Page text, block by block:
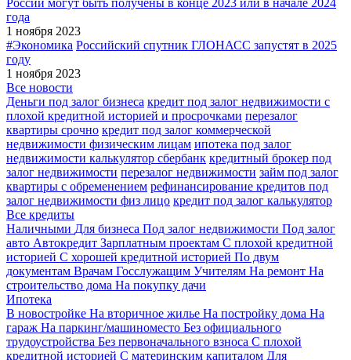
года
1 ноября 2023
#Экономика Российский спутник ГЛОНАСС запустят в 2025
году
1 ноября 2023
Все новости
Деньги под залог бизнеса кредит под залог недвижимости с
плохой кредитной историей и просрочками перезалог
квартиры срочно кредит под залог коммерческой
недвижимости физическим лицам ипотека под залог
недвижимости калькулятор сбербанк кредитный брокер под
залог недвижимости перезалог недвижимости займ под залог
квартиры с обременением рефинансирование кредитов под
залог недвижимости физ лицо кредит под залог калькулятор
Все кредиты
Наличными Для бизнеса Под залог недвижимости Под залог
авто Автокредит Зарплатным проектам С плохой кредитной
историей С хорошей кредитной историей По двум
документам Врачам Госслужащим Учителям На ремонт На
строительство дома На покупку дачи
Ипотека
В новостройке На вторичное жилье На постройку дома На
гараж На паркинг/машиноместо Без официального
трудоустройства Без первоначального взноса С плохой
кредитной историей С материнским капиталом Для